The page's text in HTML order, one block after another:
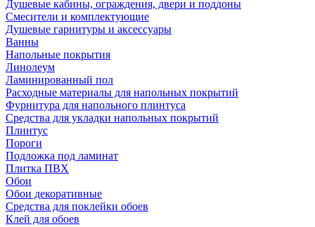
Душевые кабины, ограждения, двери и поддоны
Смесители и комплектующие
Душевые гарнитуры и аксессуары
Ванны
Напольные покрытия
Линолеум
Ламинированный пол
Расходные материалы для напольных покрытий
Фурнитура для напольного плинтуса
Средства для укладки напольных покрытий
Плинтус
Пороги
Подложка под ламинат
Плитка ПВХ
Обои
Обои декоративные
Средства для поклейки обоев
Клей для обоев